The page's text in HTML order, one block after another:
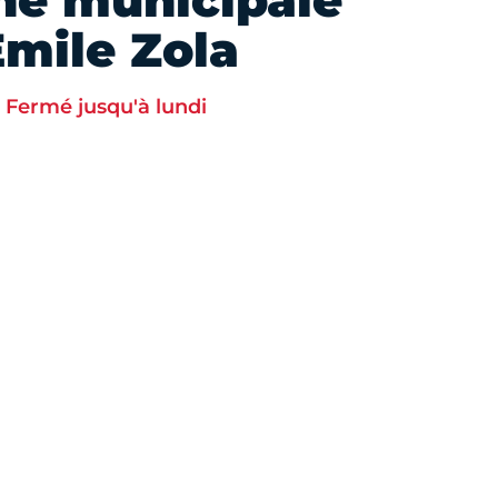
Zola
Fermé jusqu'à lundi